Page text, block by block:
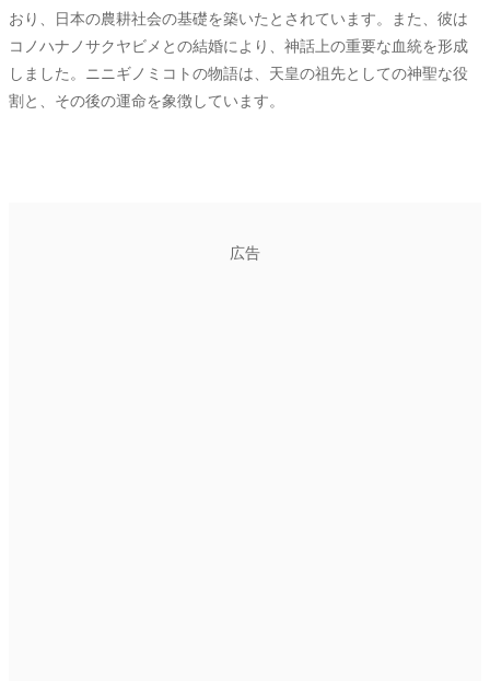
おり、日本の農耕社会の基礎を築いたとされています。また、彼は
コノハナノサクヤビメとの結婚により、神話上の重要な血統を形成
しました。ニニギノミコトの物語は、天皇の祖先としての神聖な役
割と、その後の運命を象徴しています。
広告